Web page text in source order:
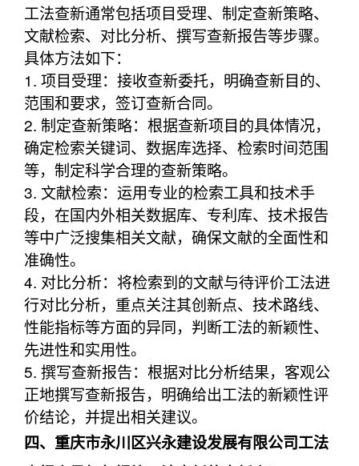
工法查新通常包括项目受理、制定查新策略、
文献检索、对比分析、撰写查新报告等步骤。
具体方法如下：
1. 项目受理：接收查新委托，明确查新目的、
范围和要求，签订查新合同。
2. 制定查新策略：根据查新项目的具体情况，
确定检索关键词、数据库选择、检索时间范围
等，制定科学合理的查新策略。
3. 文献检索：运用专业的检索工具和技术手
段，在国内外相关数据库、专利库、技术报告
等中广泛搜集相关文献，确保文献的全面性和
准确性。
4. 对比分析：将检索到的文献与待评价工法进
行对比分析，重点关注其创新点、技术路线、
性能指标等方面的异同，判断工法的新颖性、
先进性和实用性。
5. 撰写查新报告：根据对比分析结果，客观公
正地撰写查新报告，明确给出工法的新颖性评
价结论，并提出相关建议。
四、重庆市永川区兴永建设发展有限公司工法